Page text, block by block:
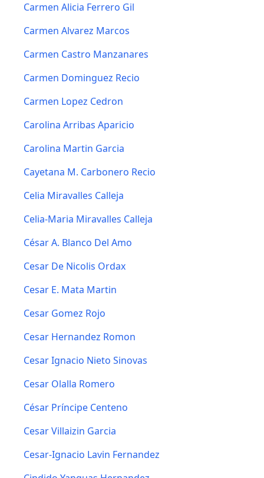
Carmen Alicia Ferrero Gil
Carmen Alvarez Marcos
Carmen Castro Manzanares
Carmen Dominguez Recio
Carmen Lopez Cedron
Carolina Arribas Aparicio
Carolina Martin Garcia
Cayetana M. Carbonero Recio
Celia Miravalles Calleja
Celia-Maria Miravalles Calleja
César A. Blanco Del Amo
Cesar De Nicolis Ordax
Cesar E. Mata Martin
Cesar Gomez Rojo
Cesar Hernandez Romon
Cesar Ignacio Nieto Sinovas
Cesar Olalla Romero
César Príncipe Centeno
Cesar Villaizin Garcia
Cesar-Ignacio Lavin Fernandez